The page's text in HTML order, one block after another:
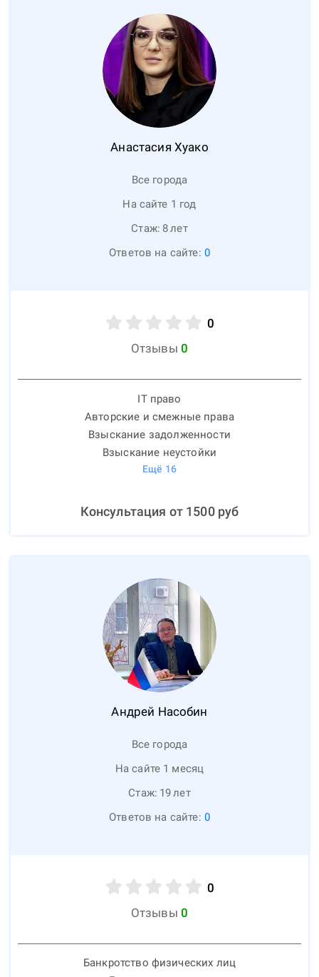
Анастасия Хуако
Все города
На сайте 1 год
Стаж: 8лет
Ответов на сайте: 0
0
Отзывы 0
IT право
Авторские и смежные права
Взыскание задолженности
Взыскание неустойки
Ещё 16
Консультация от 1500руб
Андрей Насобин
Все города
На сайте 1 месяц
Стаж: 19лет
Ответов на сайте: 0
0
Отзывы 0
Банкротство физических лиц